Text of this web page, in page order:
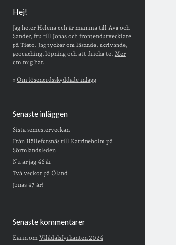
Hej!
Jag heter Helena och är mamma till Ava och
Sander, fru till Jonas och frontendutvecklare
på Tieto. Jag tycker om läsande, skrivande,
geocaching, löpning och att dricka te. Mer
om mig här.
» Om lösenordsskyddade inlägg
Senaste inläggen
Sista semesterveckan
Från Hälleforsnäs till Katrineholm på
Sörmlandsleden
Nu är jag 46 år
Två veckor på Öland
Jonas 47 år!
Senaste kommentarer
Karin om Vålådalsfyrkanten 2024